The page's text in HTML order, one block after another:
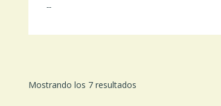
--
Mostrando los 7 resultados